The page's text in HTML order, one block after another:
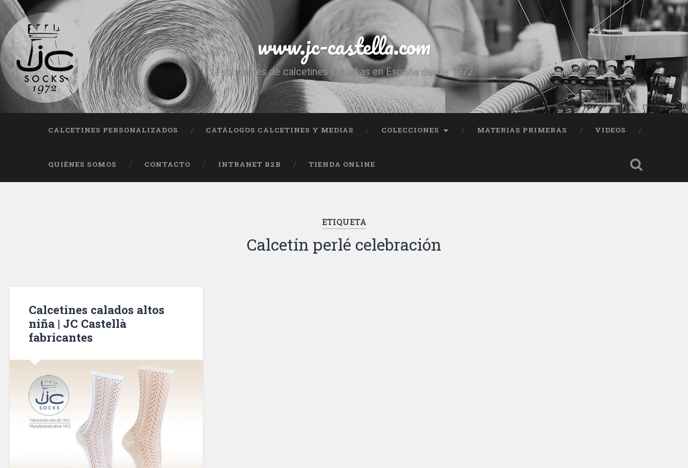
www.jc-castella.com
Fabricantes de calcetines y medias en España desde 1972
CALCETINES PERSONALIZADOS CATÁLOGOS CALCETINES Y MEDIAS COLECCIONES MATERIAS PRIMERAS VIDEOS
QUIÉNES SOMOS CONTACTO INTRANET B2B TIENDA ONLINE
ETIQUETA
Calcetín perlé celebración
Calcetines calados altos
niña | JC Castellà
fabricantes